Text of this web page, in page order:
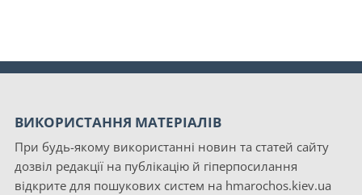
ВИКОРИСТАННЯ МАТЕРІАЛІВ
При будь-якому використанні новин та статей сайту
дозвіл редакції на публікацію й гіперпосилання
відкрите для пошукових систем на hmarochos.kiev.ua